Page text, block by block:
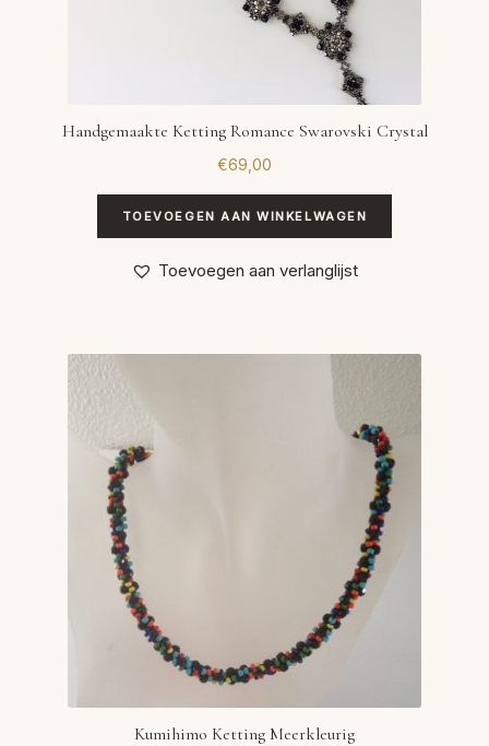
Handgemaakte Ketting Romance Swarovski Crystal
€69,00
TOEVOEGEN AAN WINKELWAGEN
Toevoegen aan verlanglijst
Kumihimo Ketting Meerkleurig